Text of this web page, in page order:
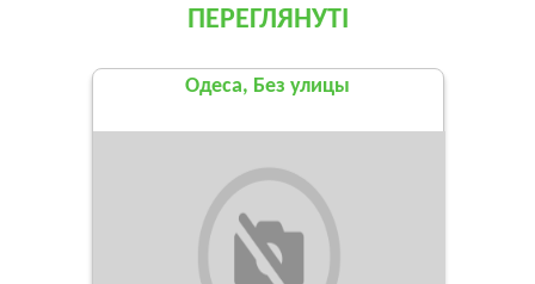
ПЕРЕГЛЯНУТІ
Одеса, Без улицы